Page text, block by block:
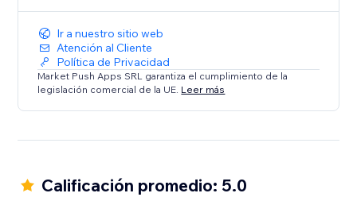
Ir a nuestro sitio web
Atención al Cliente
Política de Privacidad
Market Push Apps SRL garantiza el cumplimiento de la
legislación comercial de la UE. Leer más
Calificación promedio: 5.0